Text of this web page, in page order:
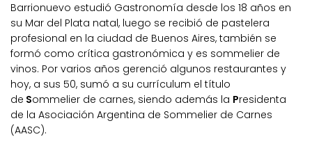
Barrionuevo estudió Gastronomía desde los 18 años en
su Mar del Plata natal, luego se recibió de pastelera
profesional en la ciudad de Buenos Aires, también se
formó como crítica gastronómica y es sommelier de
vinos. Por varios años gerenció algunos restaurantes y
hoy, a sus 50, sumó a su currículum el título
de Sommelier de carnes, siendo además la Presidenta
de la Asociación Argentina de Sommelier de Carnes
(AASC).